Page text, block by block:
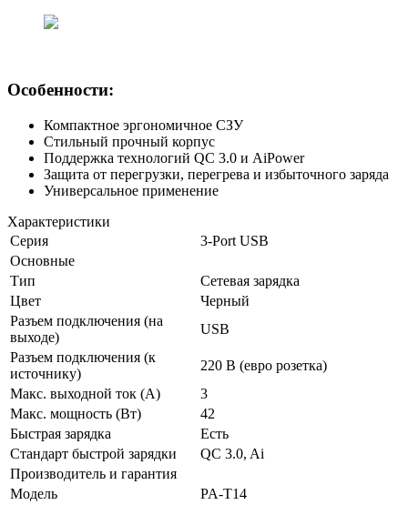
Особенности:
Компактное эргономичное СЗУ
Стильный прочный корпус
Поддержка технологий QC 3.0 и AiPower
Защита от перегрузки, перегрева и избыточного заряда
Универсальное применение
Характеристики
Серия
3-Port USB
Основные
Тип
Сетевая зарядка
Цвет
Черный
Разъем подключения (на
выходе)
USB
Разъем подключения (к
источнику)
220 В (евро розетка)
Макс. выходной ток (А)
3
Макс. мощность (Вт)
42
Быстрая зарядка
Есть
Стандарт быстрой зарядки
QC 3.0, Ai
Производитель и гарантия
Модель
PA-T14